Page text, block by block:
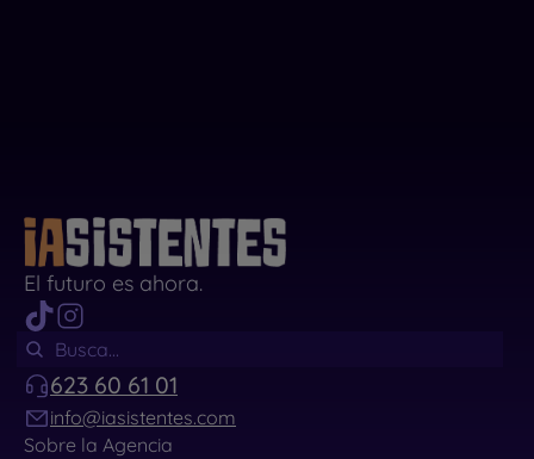
El futuro es ahora.
623 60 61 01
info@iasistentes.com
Sobre la Agencia